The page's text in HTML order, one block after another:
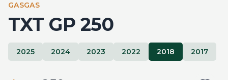
COMPARER
GASGAS
TXT GP 250
2025 2024 2023 2022 2018 2017